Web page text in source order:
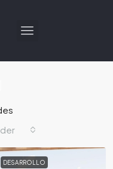
DESARROLLO